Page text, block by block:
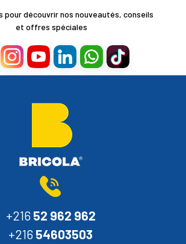
pour découvrir nos nouveautés, conseils
et offres spéciales
+216 52 962 962
+216 54603503